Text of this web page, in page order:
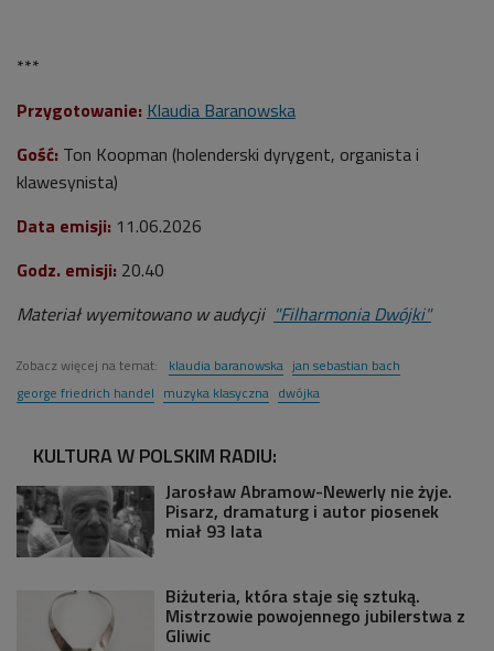
***
Przygotowanie: Klaudia Baranowska
Gość: Ton Koopman (holenderski dyrygent, organista i
klawesynista)
Data emisji: 11.06.2026
Godz. emisji: 20.40
Materiał wyemitowano w audycji "Filharmonia Dwójki"
Zobacz więcej na temat: klaudia baranowska jan sebastian bach
george friedrich handel muzyka klasyczna dwójka
KULTURA W POLSKIM RADIU:
Jarosław Abramow-Newerly nie żyje.
Pisarz, dramaturg i autor piosenek
miał 93 lata
Biżuteria, która staje się sztuką.
Mistrzowie powojennego jubilerstwa z
Gliwic